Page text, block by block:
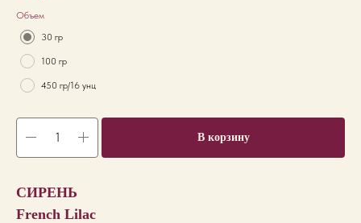
Объем
30 гр
100 гр
450 гр/16 унц
В корзину
СИРЕНЬ
French Lilac